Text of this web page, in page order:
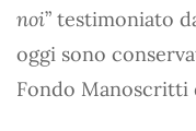
noi” testimoniato
oggi sono
Fondo Manoscritti